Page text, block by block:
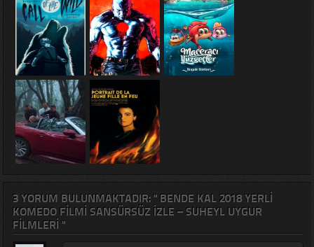
3 YORUM BULUNMAKTADIR: " BENDE KAL 2018 YERLI
KOMEDO FILMI SANSÜRSÜZ IZLE – SUHEYL UYGUR
FILMLERI "